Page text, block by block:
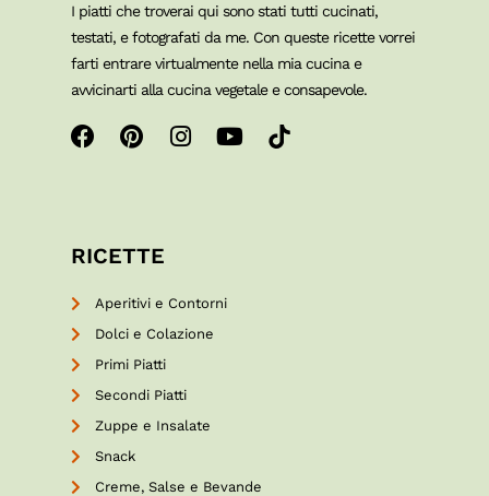
I piatti che troverai qui sono stati tutti cucinati,
testati, e fotografati da me. Con queste ricette vorrei
farti entrare virtualmente nella mia cucina e
avvicinarti alla cucina vegetale e consapevole.
RICETTE
Aperitivi e Contorni
Dolci e Colazione
Primi Piatti
Secondi Piatti
Zuppe e Insalate
Snack
Creme, Salse e Bevande